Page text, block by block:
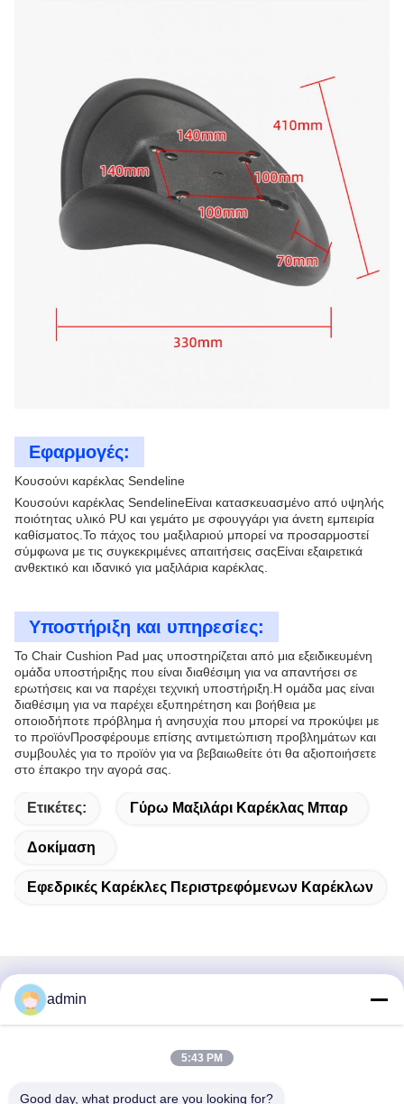
Εφαρμογές:
Κουσούνι καρέκλας Sendeline
Κουσούνι καρέκλας SendelineΕίναι κατασκευασμένο από υψηλής
ποιότητας υλικό PU και γεμάτο με σφουγγάρι για άνετη εμπειρία
καθίσματος.Το πάχος του μαξιλαριού μπορεί να προσαρμοστεί
σύμφωνα με τις συγκεκριμένες απαιτήσεις σαςΕίναι εξαιρετικά
ανθεκτικό και ιδανικό για μαξιλάρια καρέκλας.
Υποστήριξη και υπηρεσίες:
Το Chair Cushion Pad μας υποστηρίζεται από μια εξειδικευμένη
ομάδα υποστήριξης που είναι διαθέσιμη για να απαντήσει σε
ερωτήσεις και να παρέχει τεχνική υποστήριξη.Η ομάδα μας είναι
διαθέσιμη για να παρέχει εξυπηρέτηση και βοήθεια με
οποιοδήποτε πρόβλημα ή ανησυχία που μπορεί να προκύψει με
το προϊόνΠροσφέρουμε επίσης αντιμετώπιση προβλημάτων και
συμβουλές για το προϊόν για να βεβαιωθείτε ότι θα αξιοποιήσετε
στο έπακρο την αγορά σας.
Ετικέτες: Γύρω Μαξιλάρι Καρέκλας Μπαρ
Δοκίμαση
Εφεδρικές Καρέκλες Περιστρεφόμενων Καρέκλων
Γρήγορη επικοινωνία
38 Λεωφόρος Shafu, πόλη Longjiang, περιοχή Shunde,
admin
5:43 PM
Good day, what product are you looking for?